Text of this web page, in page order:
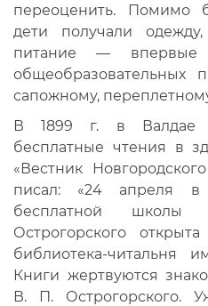
переоценить. Помимо
дети получали
питание —
общеобразовательных
сапожному,
В 1899 г. в Валдае
бесплатные чтения в
«Вестник
писал: «24 апреля в
бесплатной школы
Острогорского
библиотека-
Книги жертвуются
В. П. Острогорского.